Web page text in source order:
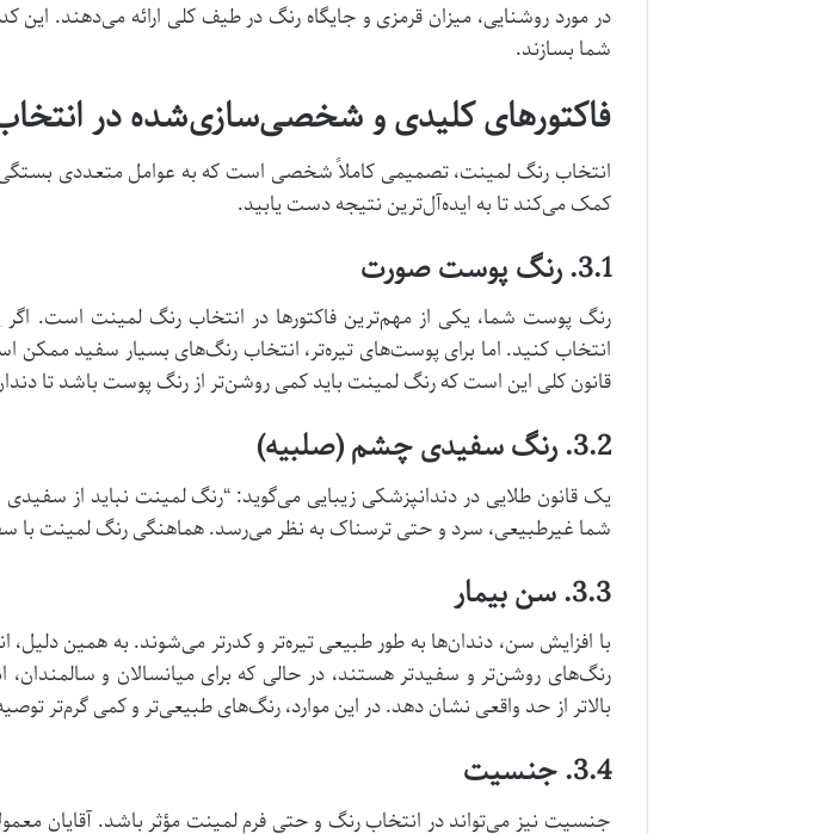
در مورد روشنایی، میزان قرمزی و جایگاه رنگ در طیف کلی ارائه می‌دهند. این
شما بسازند.
فاکتورهای کلیدی و شخصی‌سازی‌شده در
انتخاب رنگ لمینت، تصمیمی کاملاً شخصی است که به عوامل متعددی بستگی
کمک می‌کند تا به ایده‌آل‌ترین نتیجه دست یابید.
3.1. رنگ پوست صورت
رنگ پوست شما، یکی از مهم‌ترین فاکتورها در انتخاب رنگ لمینت است.
انتخاب کنید. اما برای پوست‌های تیره‌تر، انتخاب رنگ‌های بسیار سفید
قانون کلی این است که رنگ لمینت باید کمی روشن‌تر از رنگ پوست باشد تا
3.2. رنگ سفیدی چشم (صلبیه)
یک قانون طلایی در دندانپزشکی زیبایی می‌گوید: “رنگ لمینت نباید از
شما غیرطبیعی، سرد و حتی ترسناک به نظر می‌رسد. هماهنگی رنگ لمینت
3.3. سن بیمار
با افزایش سن، دندان‌ها به طور طبیعی تیره‌تر و کدرتر می‌شوند. به همین
رنگ‌های روشن‌تر و سفیدتر هستند، در حالی که برای میانسالان و
بالاتر از حد واقعی نشان دهد. در این موارد، رنگ‌های طبیعی‌تر و کمی گرم‌تر
3.4. جنسیت
جنسیت نیز می‌تواند در انتخاب رنگ و حتی فرم لمینت مؤثر باشد. آقایان